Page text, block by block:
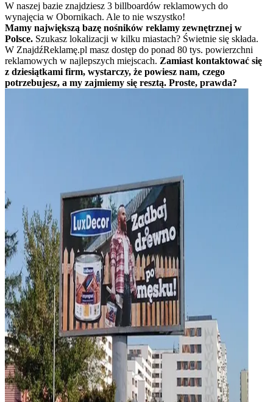
W naszej bazie znajdziesz 3 billboardów reklamowych do
wynajęcia w Obornikach. Ale to nie wszystko!
Mamy największą bazę nośników reklamy zewnętrznej w
Polsce. Szukasz lokalizacji w kilku miastach? Świetnie się składa.
W ZnajdźReklamę.pl masz dostęp do ponad 80 tys. powierzchni
reklamowych w najlepszych miejscach. Zamiast kontaktować się
z dziesiątkami firm, wystarczy, że powiesz nam, czego
potrzebujesz, a my zajmiemy się resztą. Proste, prawda?